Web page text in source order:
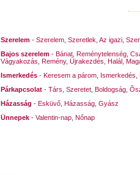
Szerelem - Szerelem Szeretlek Az igazi
Bajos szerelem - Bánat Reménytelenség
Vágyakozás Remény, Újrakezdés Halál
Ismerkedés - Keresem a párom Ismerkedés
Párkapcsolat - Társ Szeretet Boldogság
Házasság - Esküvő Házasság Gyász
Ünnepek - Valentin-nap Nőnap